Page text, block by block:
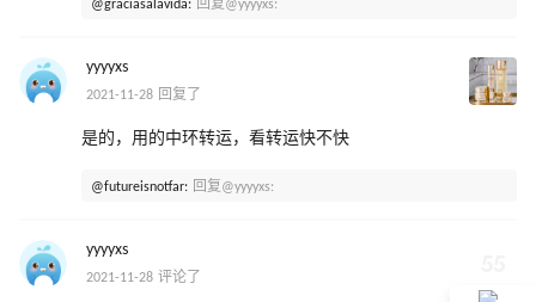
@graciasalavida: 回复@yyyyxs:
yyyyxs
2021-11-28 回复了
是的，用的中环转运，看转运快不快
@futureisnotfar: 回复@yyyyxs:
yyyyxs
2021-11-28 评论了